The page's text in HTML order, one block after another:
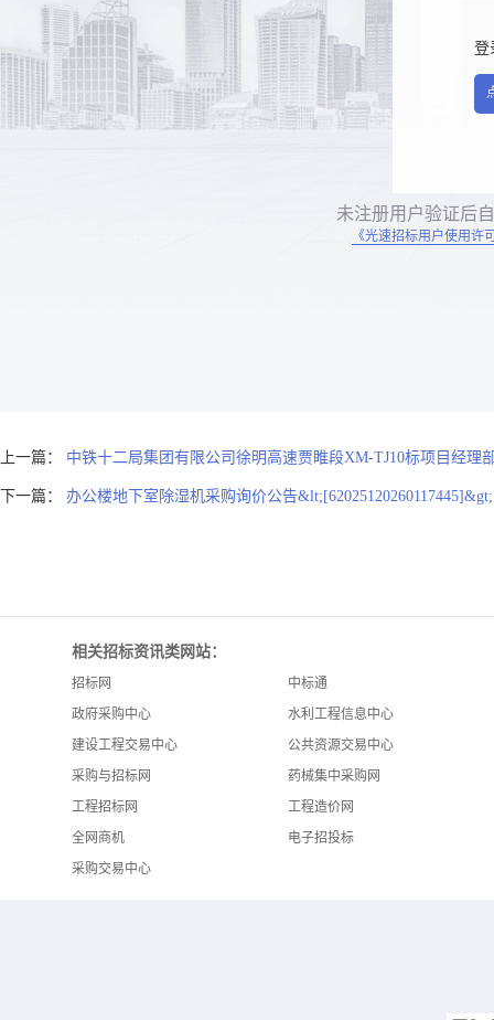
登
未注册用户验证后
《光速招标用户使用许
上一篇： 中铁十二局集团有限公司徐明高速贾睢段XM-TJ10标项目经理
下一篇： 办公楼地下室除湿机采购询价公告&lt;[62025120260117445]&gt;
相关招标资讯类网站：
招标网
中标通
政府采购中心
水利工程信息中心
建设工程交易中心
公共资源交易中心
采购与招标网
药械集中采购网
工程招标网
工程造价网
全网商机
电子招投标
采购交易中心